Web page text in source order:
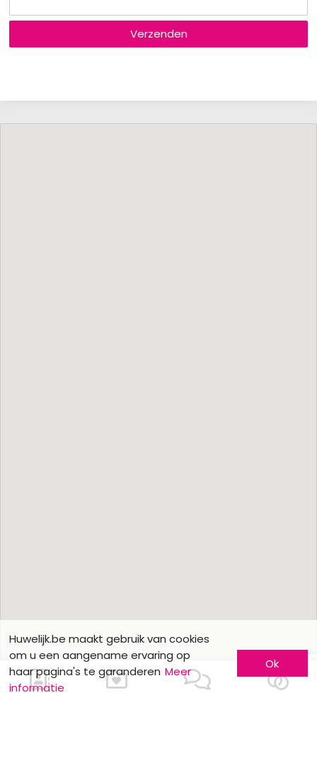
Ons contacteren
Verzenden
Huwelijk.be maakt gebruik van cookies
om u een aangename ervaring op
haar pagina's te garanderen Meer
informatie
Ok